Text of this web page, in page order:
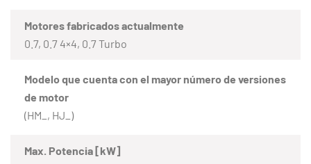
Motores fabricados actualmente
0.7, 0.7 4×4, 0.7 Turbo
Modelo que cuenta con el mayor número de versiones
de motor
(HM_, HJ_)
Max. Potencia [kW]